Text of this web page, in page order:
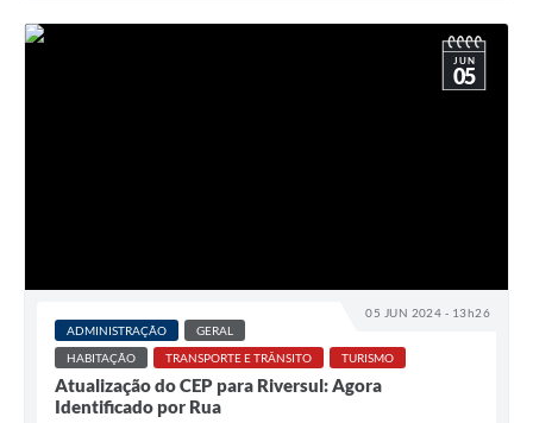
05 JUN 2024 - 13h26
JUN
05
ADMINISTRAÇÃO
GERAL
HABITAÇÃO
TRANSPORTE E TRÂNSITO TURISMO
Atualização do CEP para Riversul: Agora
Identificado por Rua